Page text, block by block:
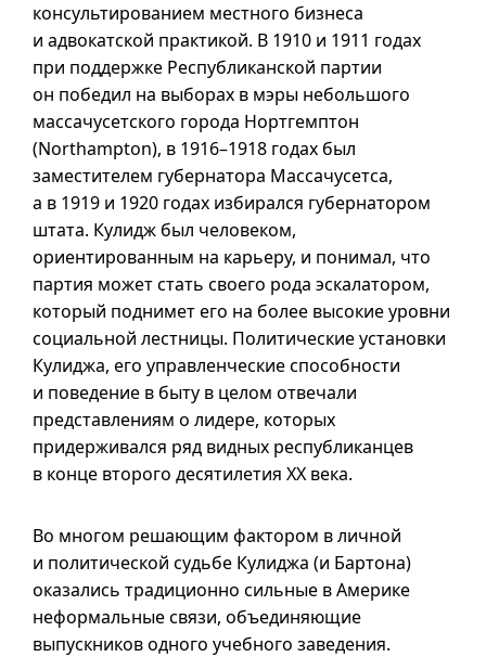
консультированием местного бизнеса
и адвокатской практикой. В 1910 и 1911 годах
при поддержке Республиканской партии
он победил на выборах в мэры небольшого
массачусетского города Нортгемптон
(Northampton), в 1916–1918 годах был
заместителем губернатора Массачусетса,
а в 1919 и 1920 годах избирался губернатором
штата. Кулидж был человеком,
ориентированным на карьеру, и понимал, что
партия может стать своего рода эскалатором,
который поднимет его на более высокие уровни
социальной лестницы. Политические установки
Кулиджа, его управленческие способности
и поведение в быту в целом отвечали
представлениям о лидере, которых
придерживался ряд видных республиканцев
в конце второго десятилетия XX века.
Во многом решающим фактором в личной
и политической судьбе Кулиджа (и Бартона)
оказались традиционно сильные в Америке
неформальные связи, объединяющие
выпускников одного учебного заведения.